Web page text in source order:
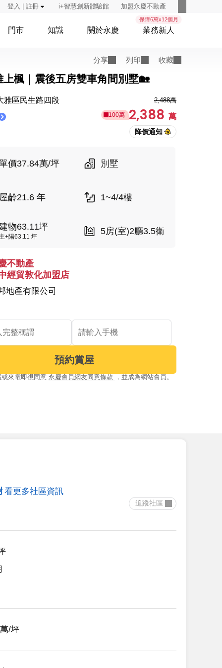
登入 | 註冊 i+智慧創新體驗館 加盟永慶不動產
門市 知識 關於永慶
保障6萬x12個月
業務新人
分享 列印 收藏
上楓｜震後五房雙車角間別墅🏡
雅區民生路四段 2,488萬
100萬 2,388 萬
價37.84萬/坪 別墅
齡21.6 年 1~4/4樓
物63.11坪
+陽63.11 坪
5房(室)2廳3.5衛
不動產
經貿敦化加盟店
地產有限公司
預約賞屋
來電即視同意 永慶會員網友同意條款 ，並成為網站會員。
看更多社區資訊
/坪